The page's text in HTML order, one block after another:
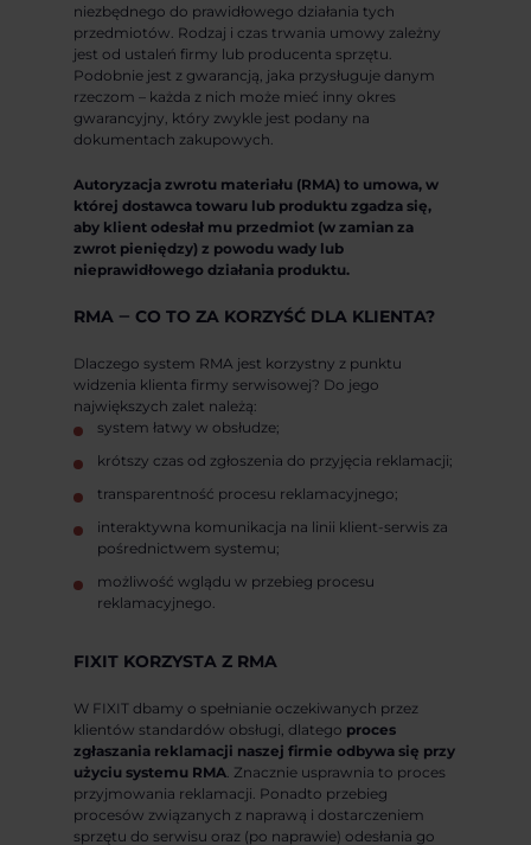
niezbędnego do prawidłowego działania tych
przedmiotów. Rodzaj i czas trwania umowy zależny
jest od ustaleń firmy lub producenta sprzętu.
Podobnie jest z gwarancją, jaka przysługuje danym
rzeczom – każda z nich może mieć inny okres
gwarancyjny, który zwykle jest podany na
dokumentach zakupowych.
Autoryzacja zwrotu materiału (RMA) to umowa, w
której dostawca towaru lub produktu zgadza się,
aby klient odesłał mu przedmiot (w zamian za
zwrot pieniędzy) z powodu wady lub
nieprawidłowego działania produktu.
RMA ‒ CO TO ZA KORZYŚĆ DLA KLIENTA?
Dlaczego system RMA jest korzystny z punktu
widzenia klienta firmy serwisowej? Do jego
największych zalet należą:
system łatwy w obsłudze;
krótszy czas od zgłoszenia do przyjęcia reklamacji;
transparentność procesu reklamacyjnego;
interaktywna komunikacja na linii klient-serwis za
pośrednictwem systemu;
możliwość wglądu w przebieg procesu
reklamacyjnego.
FIXIT KORZYSTA Z RMA
W FIXIT dbamy o spełnianie oczekiwanych przez
klientów standardów obsługi, dlatego proces
zgłaszania reklamacji naszej firmie odbywa się przy
użyciu systemu RMA. Znacznie usprawnia to proces
przyjmowania reklamacji. Ponadto przebieg
procesów związanych z naprawą i dostarczeniem
sprzętu do serwisu oraz (po naprawie) odesłania go